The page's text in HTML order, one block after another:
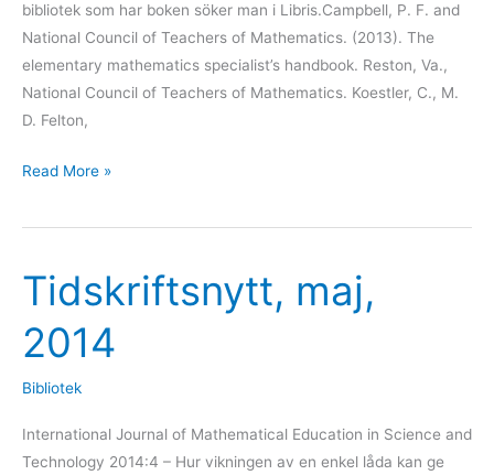
bibliotek som har boken söker man i Libris.Campbell, P. F. and
National Council of Teachers of Mathematics. (2013). The
elementary mathematics specialist’s handbook. Reston, Va.,
National Council of Teachers of Mathematics. Koestler, C., M.
D. Felton,
Read More »
Tidskriftsnytt, maj,
2014
Bibliotek
International Journal of Mathematical Education in Science and
Technology 2014:4 – Hur vikningen av en enkel låda kan ge
Tidskriftsnytt,
maj,
2014